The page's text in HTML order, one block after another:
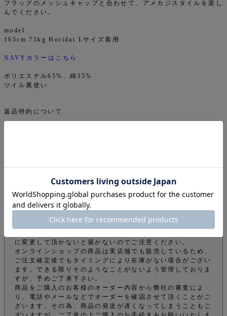
フラッグのメッシュキャップと合わせて、アメカジスタイルを楽し
んでください。
model
165cm 75kg Horidai Lサイズ着用
NAVYカラーはこちら
ポリエステル65%、綿35%
ツイル裏使い
返品特約について
ご注文について
下記注意事項をお読みになってから商品のご購入手続きをお
願い致します。
info@mfc-store.com から確認メールが届きます。 迷惑
に変更して頂かないと届かないのでご注意ください。
オンラインショップの商品は実店舗でも販売しているため、
ご注文確定後でもタイミングにより在庫がない場合がござい
ます。できる限りそのようなことがないよう管理しておりま
すが、予めご了承下さい。
商品をご購入のお客様のオーダー内容から弊社の審査によ
り、電話やメールなどでオーダーを確認させて頂くことがご
ざいます。その為、商品の発送が遅くなってしまうこともご